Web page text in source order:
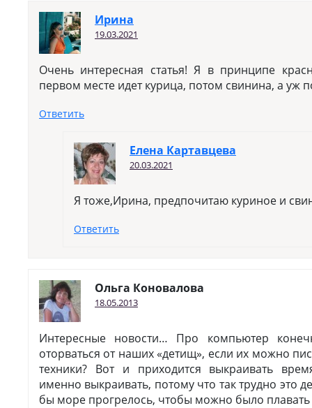
Ирина
19.03.2021
Очень интересная статья! Я в принципе
первом месте идет курица, потом свинина, а уж
Ответить
Елена Картавцева
20.03.2021
Я тоже,Ирина, предпочитаю куриное и
Ответить
Ольга Коновалова
18.05.2013
Интересные новости… Про компьютер
оторваться от наших «детищ», если их можно
техники? Вот и приходится выкраивать
именно выкраивать, потому что так трудно это
бы море прогрелось, чтобы можно было плавать